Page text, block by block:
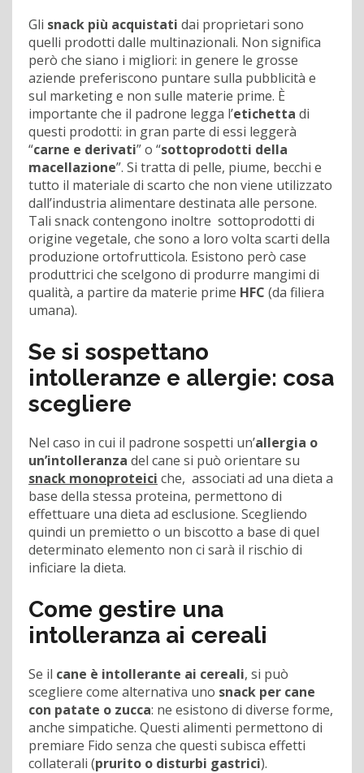
Gli snack più acquistati dai proprietari sono
quelli prodotti dalle multinazionali. Non significa
però che siano i migliori: in genere le grosse
aziende preferiscono puntare sulla pubblicità e
sul marketing e non sulle materie prime. È
importante che il padrone legga l’etichetta di
questi prodotti: in gran parte di essi leggerà
“carne e derivati” o “sottoprodotti della
macellazione”. Si tratta di pelle, piume, becchi e
tutto il materiale di scarto che non viene utilizzato
dall’industria alimentare destinata alle persone.
Tali snack contengono inoltre sottoprodotti di
origine vegetale, che sono a loro volta scarti della
produzione ortofrutticola. Esistono però case
produttrici che scelgono di produrre mangimi di
qualità, a partire da materie prime HFC (da filiera
umana).
Se si sospettano
intolleranze e allergie: cosa
scegliere
Nel caso in cui il padrone sospetti un’allergia o
un’intolleranza del cane si può orientare su
snack monoproteici che, associati ad una dieta a
base della stessa proteina, permettono di
effettuare una dieta ad esclusione. Scegliendo
quindi un premietto o un biscotto a base di quel
determinato elemento non ci sarà il rischio di
inficiare la dieta.
Come gestire una
intolleranza ai cereali
Se il cane è intollerante ai cereali, si può
scegliere come alternativa uno snack per cane
con patate o zucca: ne esistono di diverse forme,
anche simpatiche. Questi alimenti permettono di
premiare Fido senza che questi subisca effetti
collaterali (prurito o disturbi gastrici).